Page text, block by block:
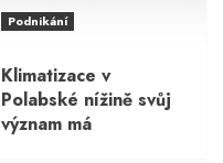
Podnikání
Klimatizace v
Polabské nížině svůj
význam má